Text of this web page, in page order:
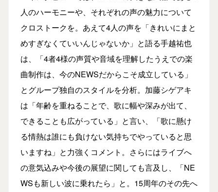
人のハーモニーや、それぞれの声の魅力について
クロストークを。あえて4人の声を「きれいにまと
めすぎなくていいんじゃないか」と語る手越祐也
は、「4者4様の声質や音域を理解したうえでの楽
曲制作は、今のNEWSだからこそ成立している」
とグループ独自のスタイルを分析。加藤シゲアキ
は「年齢を重ねることで、歌に幅や深みが出て、
できることも広がっている」と言い、「歌に懸け
る情熱は誰にも負けない気持ちでやっていると思
いますね」と力強くコメント。さらにはライブへ
の意気込みや今後の展望に関しても言及し、「NE
WSも新しい波に乗れたら」と。15周年のその先へ